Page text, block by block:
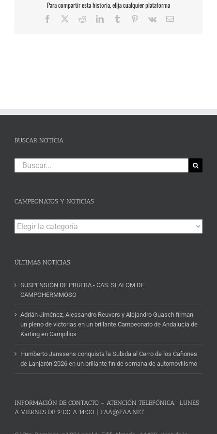
Para compartir esta historia, elija cualquier plataforma
Facebook RedditLinkedInTumblr Pinterest
Vk
Correo
BUSCAR NOTICIA
Buscar:
CAMPEONATOS Y NOTICIAS
Campeonatos
y
ÚLTIMAS NOTICIAS
SUSPENSIÓN DE PRUEBA.- CAS: SLALOM DE
CAMPOHERMMOSO
Adrián Jiménez, Alessandro Reuvers y Alejandro Guasch firman
un pleno de victorias en un brillante Campeonato de Andalucía de
Karting en Campillos
Humberto Janssens conquista la Subida al Cerro de los Cañones
de Lanjarón 2026 en un brillante fin de semana de automovilismo
INFORMACIÓN DE CONTACTO – ATENCIÓN TELEFÓNICA : LUNES
A VIERNES DE 9:00 A 14:00 | FAA@FAA.NET